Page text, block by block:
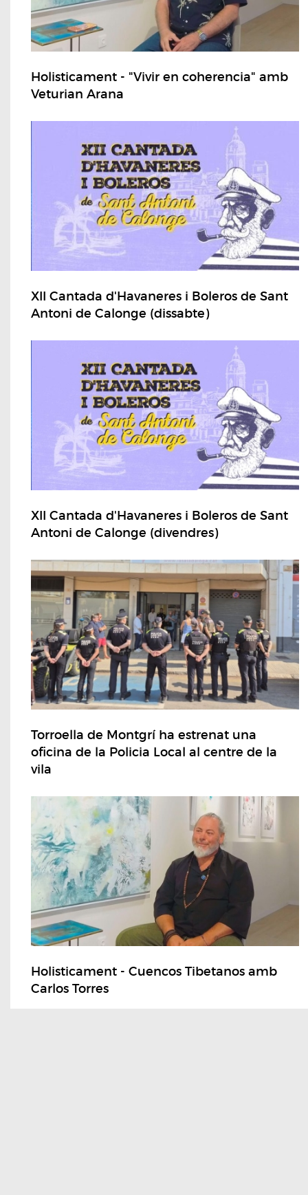
Holisticament - "Vivir en coherencia" amb
Veturian Arana
XII Cantada d'Havaneres i Boleros de Sant
Antoni de Calonge (dissabte)
XII Cantada d'Havaneres i Boleros de Sant
Antoni de Calonge (divendres)
Torroella de Montgrí ha estrenat una
oficina de la Policia Local al centre de la
vila
Holisticament - Cuencos Tibetanos amb
Carlos Torres